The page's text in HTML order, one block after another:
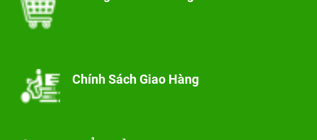
Chính Sách Giao Hàng